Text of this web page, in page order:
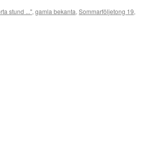
stund ...", gamla bekanta, Sommarföljetong 19,